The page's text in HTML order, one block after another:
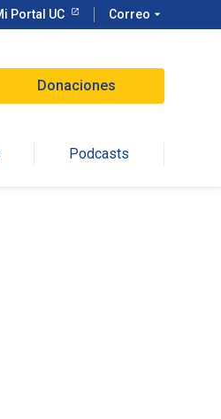
Portal UC Correo arrow_drop_down
Donaciones
Podcasts